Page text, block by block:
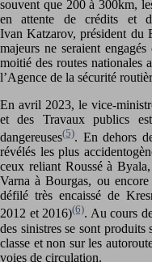
souvent que 200 à 300km,
en attente de crédits et
Ivan Katzarov, président du
majeurs ne seraient
moitié des routes nationales
l’Agence de la sécurité
En avril 2023, le vice-
et des Travaux publics
dangereuses(5). En dehors
révélés les plus
ceux reliant Roussé à
Varna à Bourgas, ou
défilé très encaissé de
2012 et 2016)(6). Au cours
des sinistres se sont produits
classe et non sur les
voies de circulation.